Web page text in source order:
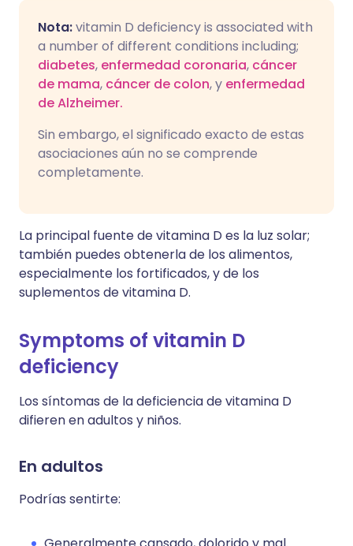
Nota:vitamin D deficiency is associated with
a number of different conditions including;
diabetes, enfermedad coronaria, cáncer
de mama, cáncer de colon, y enfermedad
de Alzheimer.
Sin embargo, el significado exacto de estas
asociaciones aún no se comprende
completamente.
La principal fuente de vitamina D es la luz solar;
también puedes obtenerla de los alimentos,
especialmente los fortificados, y de los
suplementos de vitamina D.
Symptoms of vitamin D
deficiency
Los síntomas de la deficiencia de vitamina D
difieren en adultos y niños.
En adultos
Podrías sentirte: